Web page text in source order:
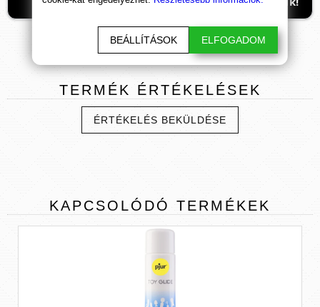
TERMÉK ÉRTÉKELÉSEK
ÉRTÉKELÉS BEKÜLDÉSE
KAPCSOLÓDÓ TERMÉKEK
BEÁLLÍTÁSOK ELFOGADOM